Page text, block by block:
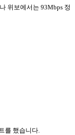
위보에서는 93Mbps 정
를 했습니다.